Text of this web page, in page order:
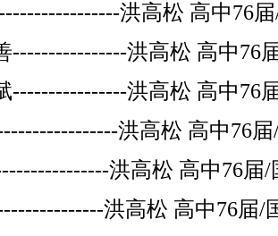
洪高松 高中76
----------------洪高松 高中76
----------------洪高松 高中76
洪高松 高中76
洪高松 高中76届
洪高松 高中76届/